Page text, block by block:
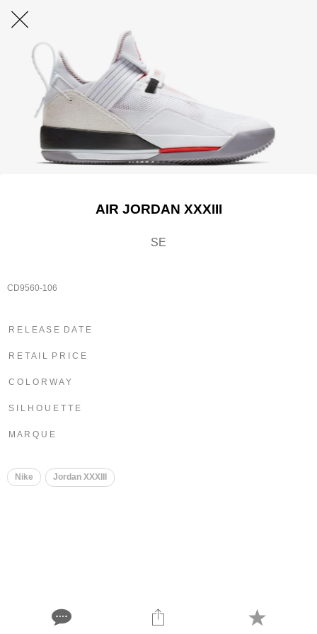
AIR JORDAN XXXIII
SE
CD9560-106
R E L E A S E D A T E
R E T A I L P R I C E
C O L O R W A Y
S I L H O U E T T E
M A R Q U E
Nike Jordan XXXIII